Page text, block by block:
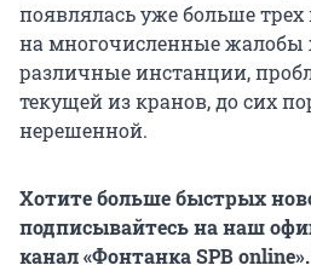
появлялась уже больше
на многочисленные жалобы
различные инстанции,
текущей из кранов, до сих
нерешенной.
Хотите больше быстрых
подписывайтесь на наш
канал «Фонтанка SPB